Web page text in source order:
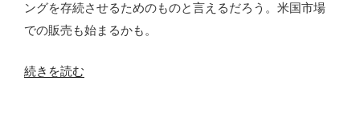
ングを存続させるためのものと言えるだろう。米国市場
での販売も始まるかも。
“「ゲ
続きを読む